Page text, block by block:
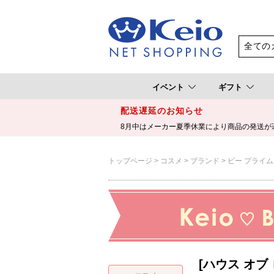
イベント ギフト
配送遅延のお知らせ
8月中はメーカー夏季休業により商品の発送
トップページ コスメ ブランド ビー プライ
[ハウス オブ